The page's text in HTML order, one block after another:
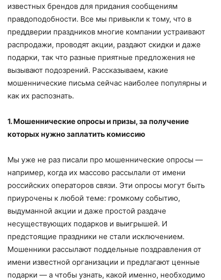
известных брендов для придания сообщениям
правдоподобности. Все мы привыкли к тому, что в
преддверии праздников многие компании устраивают
распродажи, проводят акции, раздают скидки и даже
подарки, так что разные приятные предложения не
вызывают подозрений. Рассказываем, какие
мошеннические письма сейчас наиболее популярны и
как их распознать.
1. Мошеннические опросы и призы, за получение
которых нужно заплатить комиссию
Мы уже не раз писали про мошеннические опросы —
например, когда их массово рассылали от имени
российских операторов связи. Эти опросы могут быть
приурочены к любой теме: громкому событию,
выдуманной акции и даже простой раздаче
несуществующих подарков и выигрышей. И
предстоящие праздники не стали исключением.
Мошенники рассылают поддельные поздравления от
имени известной организации и предлагают ценные
подарки — а чтобы узнать, какой именно, необходимо